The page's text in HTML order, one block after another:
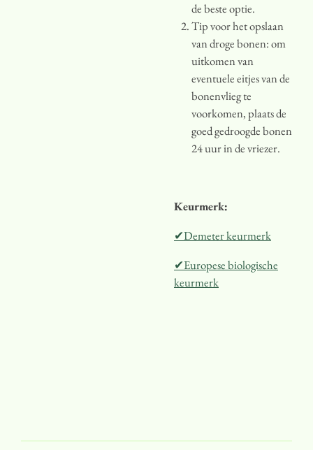
de beste optie.
Tip voor het opslaan
van droge bonen: om
uitkomen van
eventuele eitjes van de
bonenvlieg te
voorkomen, plaats de
goed gedroogde bonen
24 uur in de vriezer.
Keurmerk:
✔Demeter keurmerk
✔Europese biologische
keurmerk